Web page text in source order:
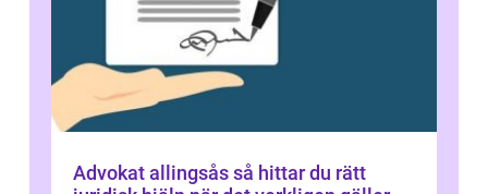
Advokat allingsås så hittar du rätt